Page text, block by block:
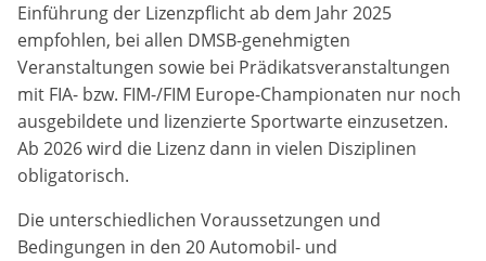
Einführung der Lizenzpflicht ab dem Jahr 2025
empfohlen, bei allen DMSB-genehmigten
Veranstaltungen sowie bei Prädikatsveranstaltungen
mit FIA- bzw. FIM-/FIM Europe-Championaten nur noch
ausgebildete und lizenzierte Sportwarte einzusetzen.
Ab 2026 wird die Lizenz dann in vielen Disziplinen
obligatorisch.
Die unterschiedlichen Voraussetzungen und
Bedingungen in den 20 Automobil- und
Statistiken
Cookies, die der Sammlung von Informationen und
Erstellung von Berichten über die Website-
Nutzungsstatistik dienen, ohne dass einzelne
Besucher persönlich identifiziert werden können.
Google Analytics
_gat, _ga, _gid